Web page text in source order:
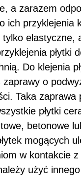
a zarazem
ich przyklejenia
tylko elastyczne,
płytki
Do klejenia
zaprawy o
Taka zaprawa
płytki
betonowe
mogących
w kontakcie
użyć